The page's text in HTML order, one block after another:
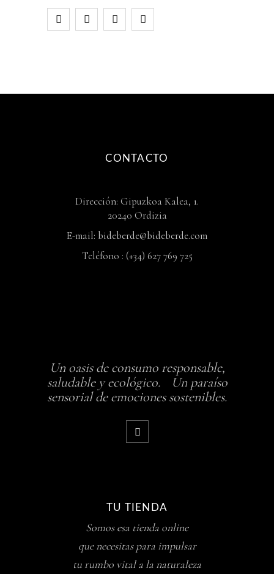
CONTACTO
Dirección: Gipuzkoa Kalea, 1.
20240 Ordizia
E-mail: bideberde@bideberde.com
Teléfono : (+34) 627 769 725
Un oasis de consumo responsable,
saludable y ecológico. Un paraíso
sensorial de emociones sostenibles.
TU TIENDA
Somos esa tienda online
que necesitas para impulsar
tu rumbo vital a la naturaleza